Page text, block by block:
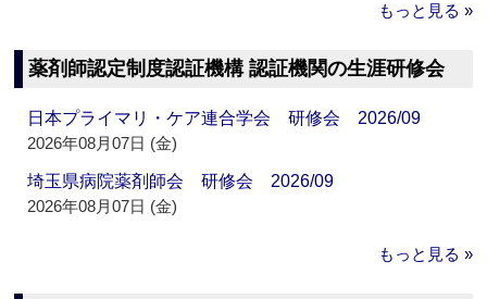
もっと見る »
薬剤師認定制度認証機構 認証機関の生涯研修会
日本プライマリ・ケア連合学会 研修会 2026/09
2026年08月07日 (金)
埼玉県病院薬剤師会 研修会 2026/09
2026年08月07日 (金)
もっと見る »